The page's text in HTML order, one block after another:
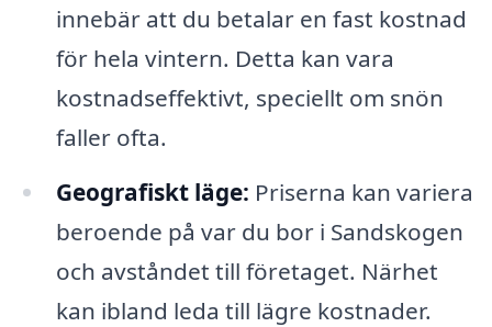
innebär att du betalar en fast kostnad
för hela vintern. Detta kan vara
kostnadseffektivt, speciellt om snön
faller ofta.
Geografiskt läge: Priserna kan variera
beroende på var du bor i Sandskogen
och avståndet till företaget. Närhet
kan ibland leda till lägre kostnader.